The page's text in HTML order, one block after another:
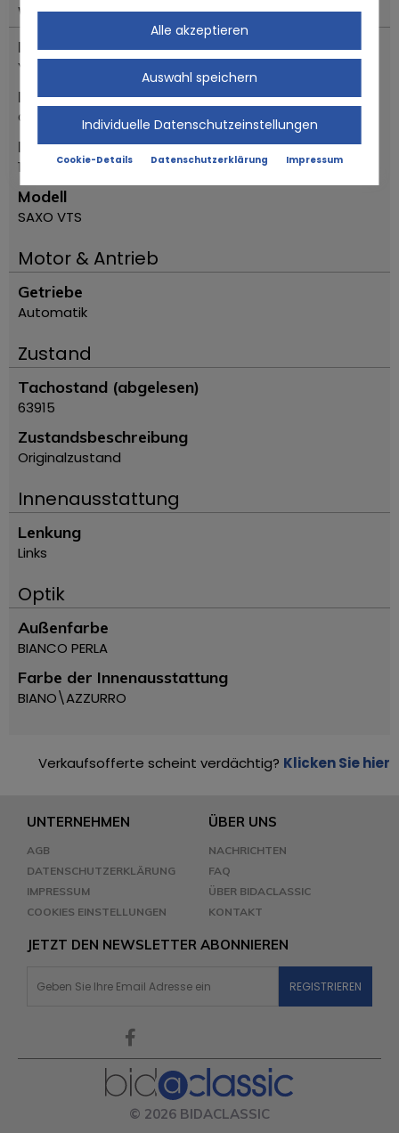
Wichtiges
Fahrzeugtyp
Youngtimer
Marke
Citroen
Erstzulassung Jahr
1996
Modell
SAXO VTS
Motor & Antrieb
Getriebe
Automatik
Zustand
Tachostand (abgelesen)
63915
Zustandsbeschreibung
Originalzustand
Innenausstattung
Lenkung
Links
Optik
Außenfarbe
BIANCO PERLA
Farbe der Innenausstattung
BIANO\AZZURRO
Verkaufsofferte scheint verdächtig? Klicken Sie hier
UNTERNEHMEN
AGB
DATENSCHUTZERKLÄRUNG
IMPRESSUM
COOKIES EINSTELLUNGEN
ÜBER UNS
NACHRICHTEN
FAQ
ÜBER BIDACLASSIC
KONTAKT
JETZT DEN NEWSLETTER ABONNIEREN
© 2026 BIDACLASSIC
Alle akzeptieren
Auswahl speichern
Individuelle Datenschutzeinstellungen
Cookie-Details Datenschutzerklärung Impressum